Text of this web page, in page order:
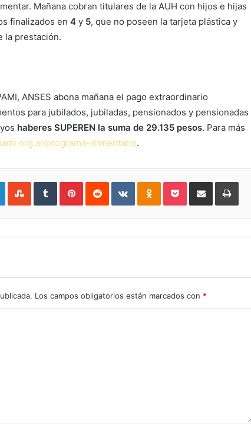
Mañana cobran titulares de la AUH con hijos e hijas
finalizados en 4 y 5, que no poseen la tarjeta plástica y
la prestación.
ANSES abona mañana el pago extraordinario
para jubilados, jubiladas, pensionados y pensionadas
haberes SUPEREN la suma de 29.135 pesos. Para más
programa-alimentario.
LinkedInStumbleUpon
TumblrPinterestReddit VKontakteOdnoklassniki
PocketShare
Email
Print
Los campos obligatorios están marcados con *